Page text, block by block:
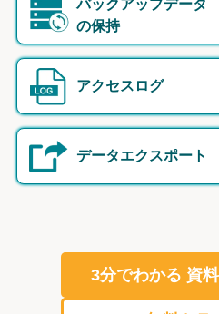
バックアップデータ
の保持
アクセスログ
データエクスポート
3分でわかる 資